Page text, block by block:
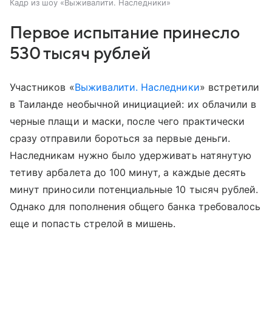
Кадр из шоу «Выживалити. Наследники»
Первое испытание принесло
530 тысяч рублей
Участников «Выживалити. Наследники» встретили
в Таиланде необычной инициацией: их облачили в
черные плащи и маски, после чего практически
сразу отправили бороться за первые деньги.
Наследникам нужно было удерживать натянутую
тетиву арбалета до 100 минут, а каждые десять
минут приносили потенциальные 10 тысяч рублей.
Однако для пополнения общего банка требовалось
еще и попасть стрелой в мишень.